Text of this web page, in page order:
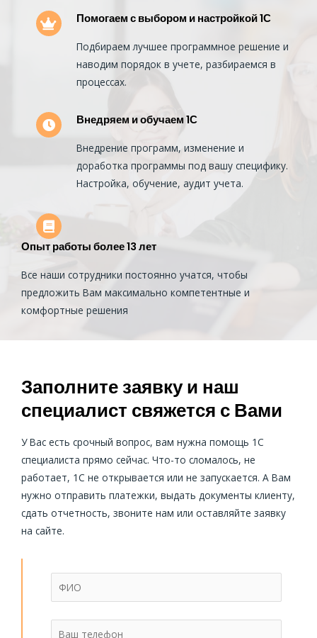
Помогаем с выбором и настройкой 1С
Подбираем лучшее программное решение и
наводим порядок в учете, разбираемся в
процессах.
Внедряем и обучаем 1С
Внедрение программ, изменение и
доработка программы под вашу специфику.
Настройка, обучение, аудит учета.
Опыт работы более 13 лет
Все наши сотрудники постоянно учатся, чтобы
предложить Вам максимально компетентные и
комфортные решения
Заполните заявку и наш
специалист свяжется с Вами
У Вас есть срочный вопрос, вам нужна помощь 1С
специалиста прямо сейчас. Что-то сломалось, не
работает, 1С не открывается или не запускается. А Вам
нужно отправить платежки, выдать документы клиенту,
сдать отчетность, звоните нам или оставляйте заявку
на сайте.